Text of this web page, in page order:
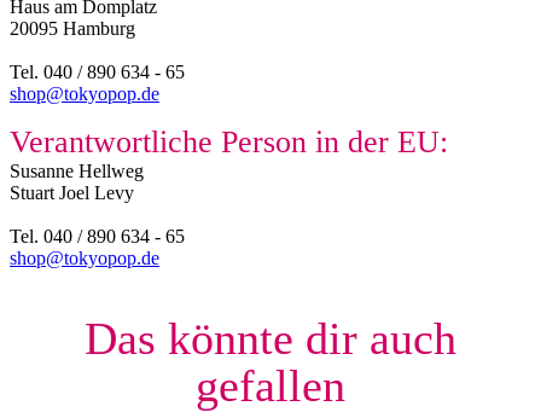
Haus am Domplatz
20095 Hamburg
Tel. 040 / 890 634 - 65
shop@tokyopop.de
Verantwortliche Person in der EU:
Susanne Hellweg​
Stuart Joel Levy
Tel. 040 / 890 634 - 65
shop@tokyopop.de
Das könnte dir auch
gefallen